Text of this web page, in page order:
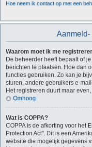
Hoe neem ik contact op met een
Aanmeld-
Waarom moet ik me
De beheerder heeft bepaalt of
berichten te plaatsen. Hoe dan
functies gebruiken. Zo kan je
sturen, andere gebruikers e-
Het registreren duurt maar
Omhoog
Wat is COPPA?
COPPA is de afkorting voor het
Protection Act". Dit is een
website die mogelijk gegevens